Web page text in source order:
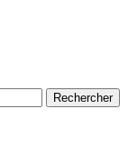
Rechercher